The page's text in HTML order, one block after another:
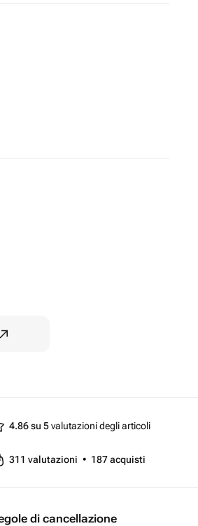
4.86 su 5valutazioni degli articoli
311 valutazioni • 187acquisti
di cancellazione